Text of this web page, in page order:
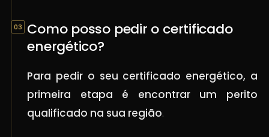
Como posso pedir o certificado
energético?
Para pedir o seu certificado energético, a
primeira etapa é encontrar um perito
qualificado na sua região.